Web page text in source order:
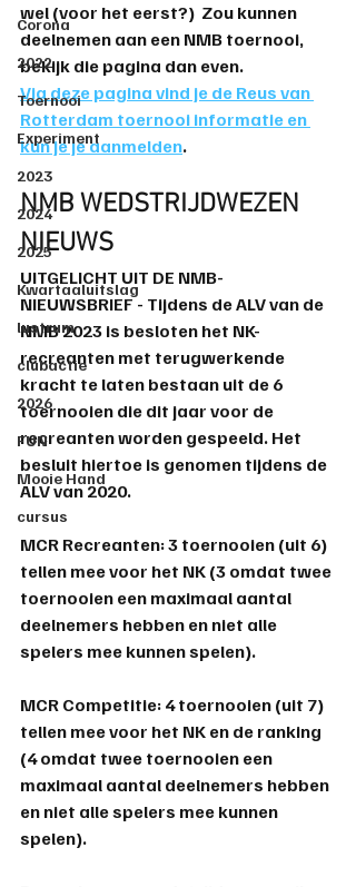
Corona
2022
Toernooi
Experiment
2023
2024
2025
Kwartaaluitslag
lustrum
clubactie
2026
FUN
Mooie Hand
cursus
wel (voor het eerst?)  Zou kunnen
deelnemen aan een NMB toernooi,
bekijk die pagina dan even.
Via deze pagina vind je de Reus van
Rotterdam toernooi informatie en
kun je je aanmelden.
NMB WEDSTRIJDWEZEN
NIEUWS
UITGELICHT UIT DE NMB-
NIEUWSBRIEF - Tijdens de ALV van de
NMB 2023 is besloten het NK-
recreanten met terugwerkende
kracht te laten bestaan uit de 6
toernooien die dit jaar voor de
recreanten worden gespeeld. Het
besluit hiertoe is genomen tijdens de
ALV van 2020.
MCR Recreanten: 3 toernooien (uit 6)
tellen mee voor het NK (3 omdat twee
toernooien een maximaal aantal
deelnemers hebben en niet alle
spelers mee kunnen spelen).
MCR Competitie: 4 toernooien (uit 7)
tellen mee voor het NK en de ranking
(4 omdat twee toernooien een
maximaal aantal deelnemers hebben
en niet alle spelers mee kunnen
spelen).